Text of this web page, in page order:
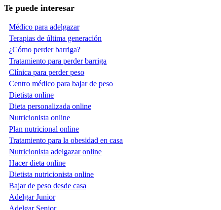
Te puede interesar
Médico para adelgazar
Terapias de última generación
¿Cómo perder barriga?
Tratamiento para perder barriga
Clínica para perder peso
Centro médico para bajar de peso
Dietista online
Dieta personalizada online
Nutricionista online
Plan nutricional online
Tratamiento para la obesidad en casa
Nutricionista adelgazar online
Hacer dieta online
Dietista nutricionista online
Bajar de peso desde casa
Adelgar Junior
Adelgar Senior